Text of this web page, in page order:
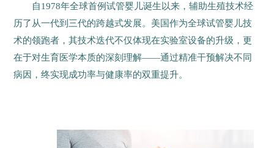
自1978年全球首例试管婴儿诞生以来，辅助生殖技术经
历了从一代到三代的跨越式发展。美国作为全球试管婴儿技
术的领跑者，其技术迭代不仅体现在实验室设备的升级，更
在于对生育医学本质的深刻理解——通过精准干预解决不同
病因，终实现成功率与健康率的双重提升。